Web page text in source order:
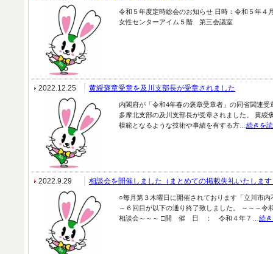
令和５年度定時総会のお知らせ 日時：令和５年４
女性センターアイム５階 第三会議室
2022.12.25 黄綬褒章受章を及川支部長が受章されました
内閣府が「令和4年春の褒章受章者」の同省関連
多摩北支部の及川支部長が受章されました。 黄綬
模範となるような技術や事績を有する方… 続きを
2022.9.29 相談会を開催しました（まとめての掲載失礼いたしま
○毎月第３木曜日に開催されております「立川市
～６回目が以下の通り終了致しました。 ～～～
相談会～～～ □開 催 日 ： 令和４年７… 続